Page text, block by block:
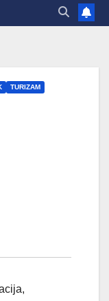
TURIZAM
,